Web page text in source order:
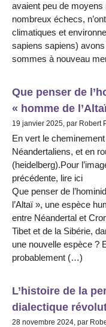
avaient peu de
nombreux échecs,
climatiques et
sapiens sapiens)
sommes à nouveau
Que penser de
« homme de
19 janvier 2025, par Robert
En vert le
Néandertaliens, et en
(heidelberg).Pour
précédente, lire ici
Que penser de
l’Altaï », une espèce
entre Néandertal et
Tibet et de la Sibérie,
une nouvelle espèce ?
probablement (…)
L’histoire de la
dialectique
28 novembre 2024, par